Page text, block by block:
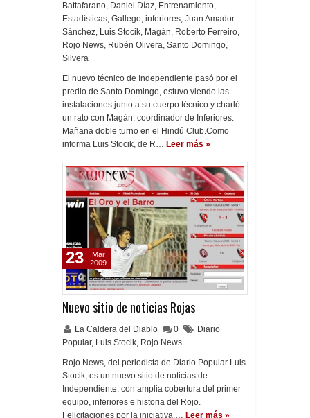
Battafarano, Daniel Díaz, Entrenamiento,
Estadísticas, Gallego, inferiores, Juan Amador
Sánchez, Luis Stocik, Magán, Roberto Ferreiro,
Rojo News, Rubén Olivera, Santo Domingo,
Silvera
El nuevo técnico de Independiente pasó por el
predio de Santo Domingo, estuvo viendo las
instalaciones junto a su cuerpo técnico y charló
un rato con Magán, coordinador de Inferiores.
Mañana doble turno en el Hindú Club.Como
informa Luis Stocik, de R… Leer más »
Nuevo sitio de noticias Rojas
La Caldera del Diablo 0
Diario
Popular, Luis Stocik, Rojo News
Rojo News, del periodista de Diario Popular Luis
Stocik, es un nuevo sitio de noticias de
Independiente, con amplia cobertura del primer
equipo, inferiores e historia del Rojo.
Felicitaciones por la iniciativa.… Leer más »
23
Mar
2009